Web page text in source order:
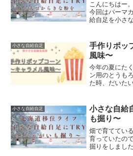
こんにちはー
今回はパーマ
給自足を小さ
したちょこち
なかで、大豆
小さな自給自足
手作りポッ
風味〜
今年の夏にた
ン用のとうも
た時、だいた
キャラメルは
と考えていま
小さな自給自足
小さな自給
も掘り〜
畑で育ててい
育っていたの
掘りをしまし